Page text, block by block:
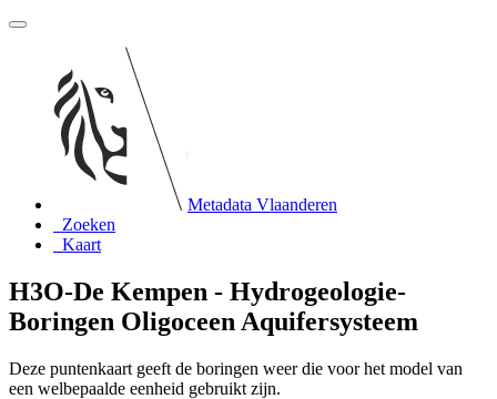
Metadata Vlaanderen
Zoeken
Kaart
H3O-De Kempen - Hydrogeologie-
Boringen Oligoceen Aquifersysteem
Deze puntenkaart geeft de boringen weer die voor het model van
een welbepaalde eenheid gebruikt zijn.